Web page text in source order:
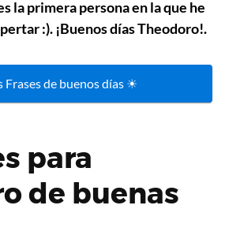
la primera persona en la que he
:). ¡Buenos días Theodoro!.
Frases de buenos días ☀
para
de buenas